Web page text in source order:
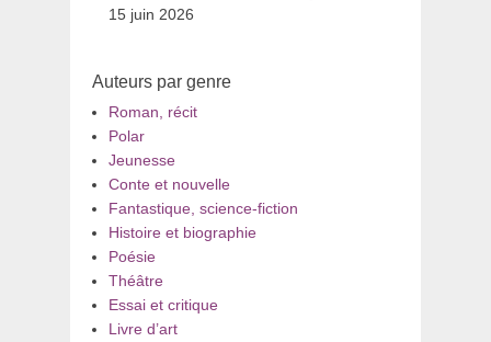
15 juin 2026
Auteurs par genre
Roman, récit
Polar
Jeunesse
Conte et nouvelle
Fantastique, science-fiction
Histoire et biographie
Poésie
Théâtre
Essai et critique
Livre d’art